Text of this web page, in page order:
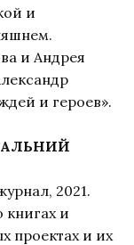
и
и Андрея
и героев».
2021.
книгах и
проектах и их